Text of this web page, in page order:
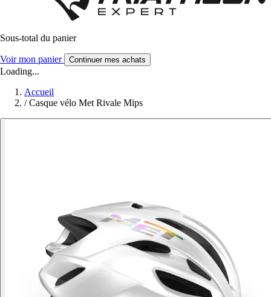
Sous-total du panier
Voir mon panier Continuer mes achats
Loading...
Accueil
/ Casque vélo Met Rivale Mips